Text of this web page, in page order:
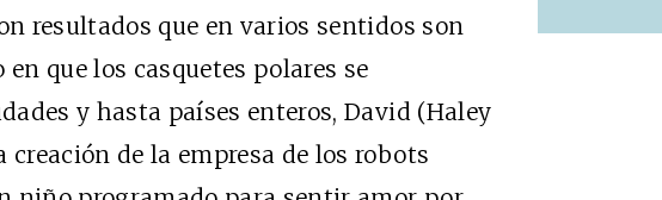
resultados que en varios sentidos son
que los casquetes polares se
y hasta países enteros, David (Haley
creación de la empresa de los robots